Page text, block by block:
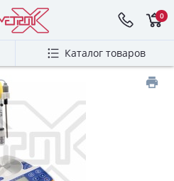
0
Каталог товаров